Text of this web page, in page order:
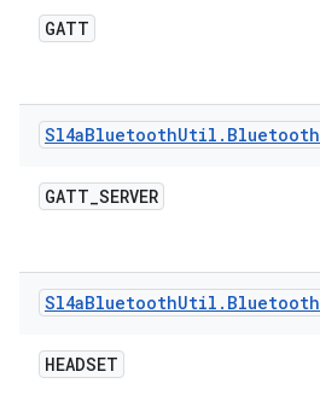
GATT
Sl4aBluetoothUtil . Bluetooth
GATT_SERVER
Sl4aBluetoothUtil . Bluetooth
HEADSET